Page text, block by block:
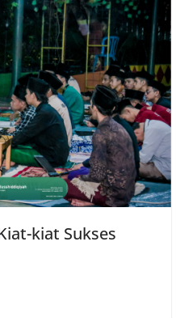
kiat Sukses